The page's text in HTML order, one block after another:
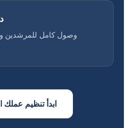
وصول كامل للمرشدين
ابدأ تنظيم عملك